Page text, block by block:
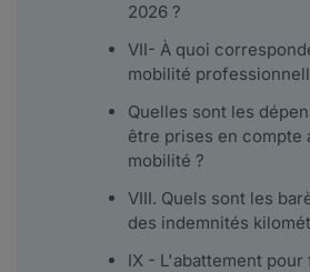
2026 ?
VII- À quoi
mobilité
Quelles sont les
être prises en compte
mobilité ?
VIII. Quels sont les
des indemnités
IX - L'abattement